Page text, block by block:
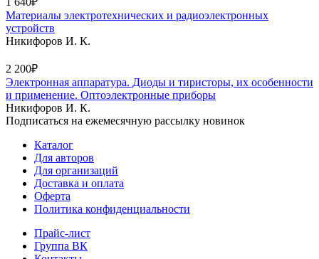
Материалы электротехнических и радиоэлектронных
устройств
Никифоров И. К.
2 200₽
Электронная аппаратура. Диоды и тиристоры, их особенности
и применение. Оптоэлектронные приборы
Никифоров И. К.
Подписаться на ежемесячную рассылку новинок
Каталог
Для авторов
Для организаций
Доставка и оплата
Оферта
Политика конфиденциальности
Прайс-лист
Группа ВК